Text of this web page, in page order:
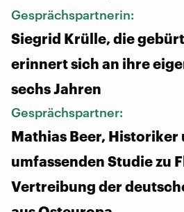
Gesprächspartnerin:
Siegrid Krülle, die
erinnert sich an ihre
sechs Jahren
Gesprächspartner:
Mathias Beer,
umfassenden Studie zu
Vertreibung der